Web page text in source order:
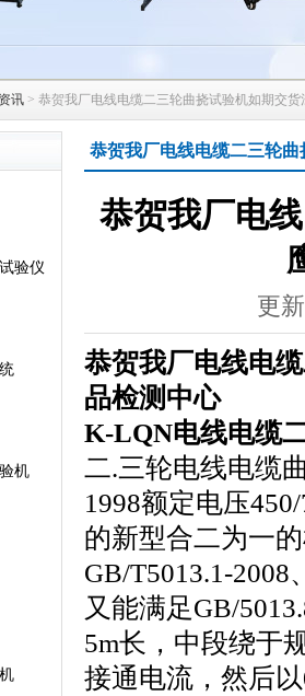
讯 > 恭贺我厂电线电缆二三轮曲挠试验机如期交
验仪
机
恭贺我厂电线电缆二三轮
恭贺我厂电
更
恭贺我厂电线电
品检测中心
K-LQN电线电缆
二.三轮电线电缆
1998额定电压
的新型合二为一
GB/T5013.1-2008
又能满足GB/
5m长，中段绕于
接通电流，然后